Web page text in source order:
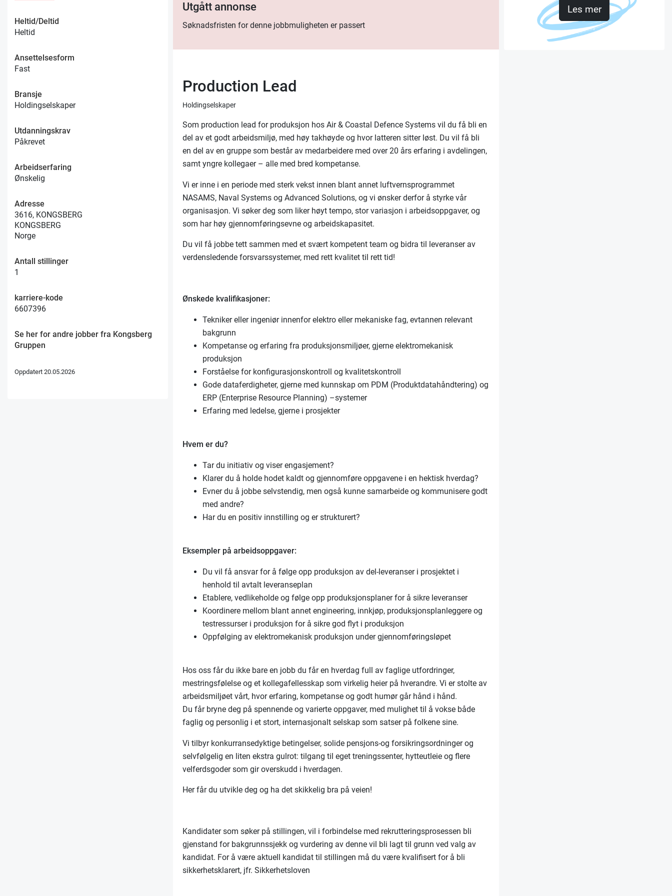
Heltid/Deltid
Heltid
Ansettelsesform
Fast
Bransje
Holdingselskaper
Utdanningskrav
Påkrevet
Arbeidserfaring
Ønskelig
Adresse
3616, KONGSBERG
KONGSBERG
Norge
Antall stillinger
1
karriere-kode
6607396
Se her for andre jobber fra Kongsberg
Gruppen
Oppdatert 20.05.2026
Utgått annonse
Søknadsfristen for denne jobbmuligheten er passert
Production Lead
Holdingselskaper
Som production lead for produksjon hos Air & Coastal Defence Systems vil du få bli en
del av et godt arbeidsmiljø, med høy takhøyde og hvor latteren sitter løst. Du vil få bli
en del av en gruppe som består av medarbeidere med over 20 års erfaring i avdelingen,
samt yngre kollegaer – alle med bred kompetanse.
Vi er inne i en periode med sterk vekst innen blant annet luftvernsprogrammet
NASAMS, Naval Systems og Advanced Solutions, og vi ønsker derfor å styrke vår
organisasjon. Vi søker deg som liker høyt tempo, stor variasjon i arbeidsoppgaver, og
som har høy gjennomføringsevne og arbeidskapasitet.
Du vil få jobbe tett sammen med et svært kompetent team og bidra til leveranser av
verdensledende forsvarssystemer, med rett kvalitet til rett tid!
Ønskede kvalifikasjoner:
Tekniker eller ingeniør innenfor elektro eller mekaniske fag, evtannen relevant
bakgrunn
Kompetanse og erfaring fra produksjonsmiljøer, gjerne elektromekanisk
produksjon
Forståelse for konfigurasjonskontroll og kvalitetskontroll
Gode dataferdigheter, gjerne med kunnskap om PDM (Produktdatahåndtering) og
ERP (Enterprise Resource Planning) –systemer
Erfaring med ledelse, gjerne i prosjekter
Hvem er du?
Tar du initiativ og viser engasjement?
Klarer du å holde hodet kaldt og gjennomføre oppgavene i en hektisk hverdag?
Evner du å jobbe selvstendig, men også kunne samarbeide og kommunisere godt
med andre?
Har du en positiv innstilling og er strukturert?
Eksempler på arbeidsoppgaver:
Du vil få ansvar for å følge opp produksjon av del-leveranser i prosjektet i
henhold til avtalt leveranseplan
Etablere, vedlikeholde og følge opp produksjonsplaner for å sikre leveranser
Koordinere mellom blant annet engineering, innkjøp, produksjonsplanleggere og
testressurser i produksjon for å sikre god flyt i produksjon
Oppfølging av elektromekanisk produksjon under gjennomføringsløpet
Hos oss får du ikke bare en jobb du får en hverdag full av faglige utfordringer,
mestringsfølelse og et kollegafellesskap som virkelig heier på hverandre. Vi er stolte av
arbeidsmiljøet vårt, hvor erfaring, kompetanse og godt humør går hånd i hånd.
Du får bryne deg på spennende og varierte oppgaver, med mulighet til å vokse både
faglig og personlig i et stort, internasjonalt selskap som satser på folkene sine.
Vi tilbyr konkurransedyktige betingelser, solide pensjons-og forsikringsordninger og
selvfølgelig en liten ekstra gulrot: tilgang til eget treningssenter, hytteutleie og flere
velferdsgoder som gir overskudd i hverdagen.
Her får du utvikle deg og ha det skikkelig bra på veien!
Kandidater som søker på stillingen, vil i forbindelse med rekrutteringsprosessen bli
gjenstand for bakgrunnssjekk og vurdering av denne vil bli lagt til grunn ved valg av
kandidat. For å være aktuell kandidat til stillingen må du være kvalifisert for å bli
sikkerhetsklarert, jfr. Sikkerhetsloven
Les mer